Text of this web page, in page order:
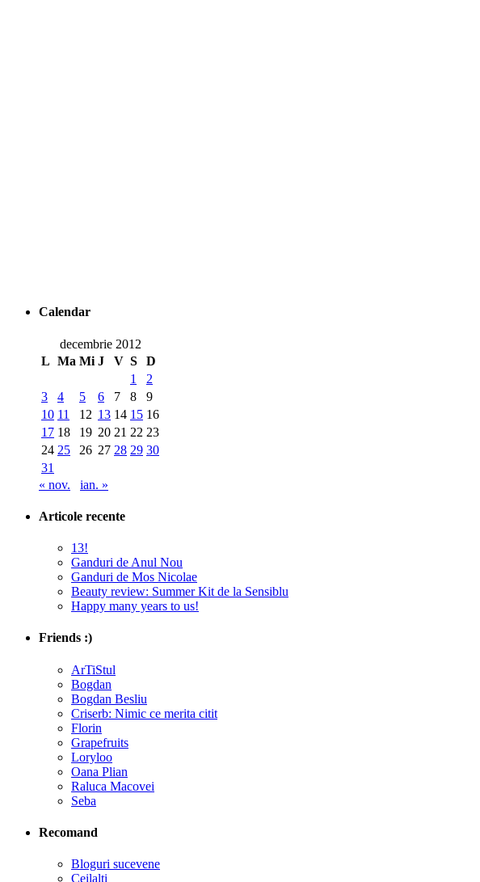
Calendar
decembrie 2012
L Ma Mi J V S
D
1
2
3
4 5 6 7 8
9
10 11 12 13 14 15 16
17 18 19 20 21 22 23
24 25 26 27 28 29 30
31
« nov.
ian. »
Articole recente
13!
Ganduri de Anul Nou
Ganduri de Mos Nicolae
Beauty review: Summer Kit de la Sensiblu
Happy many years to us!
Friends :)
ArTiStul
Bogdan
Bogdan Besliu
Criserb: Nimic ce merita citit
Florin
Grapefruits
Loryloo
Oana Plian
Raluca Macovei
Seba
Recomand
Bloguri sucevene
Ceilalti